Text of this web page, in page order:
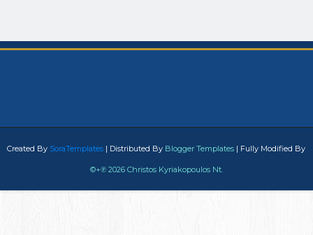
Created By SoraTemplates | Distributed By Blogger Templates | Fully Modified By
©+℗ 2026 Christos Kyriakopoulos Nt.